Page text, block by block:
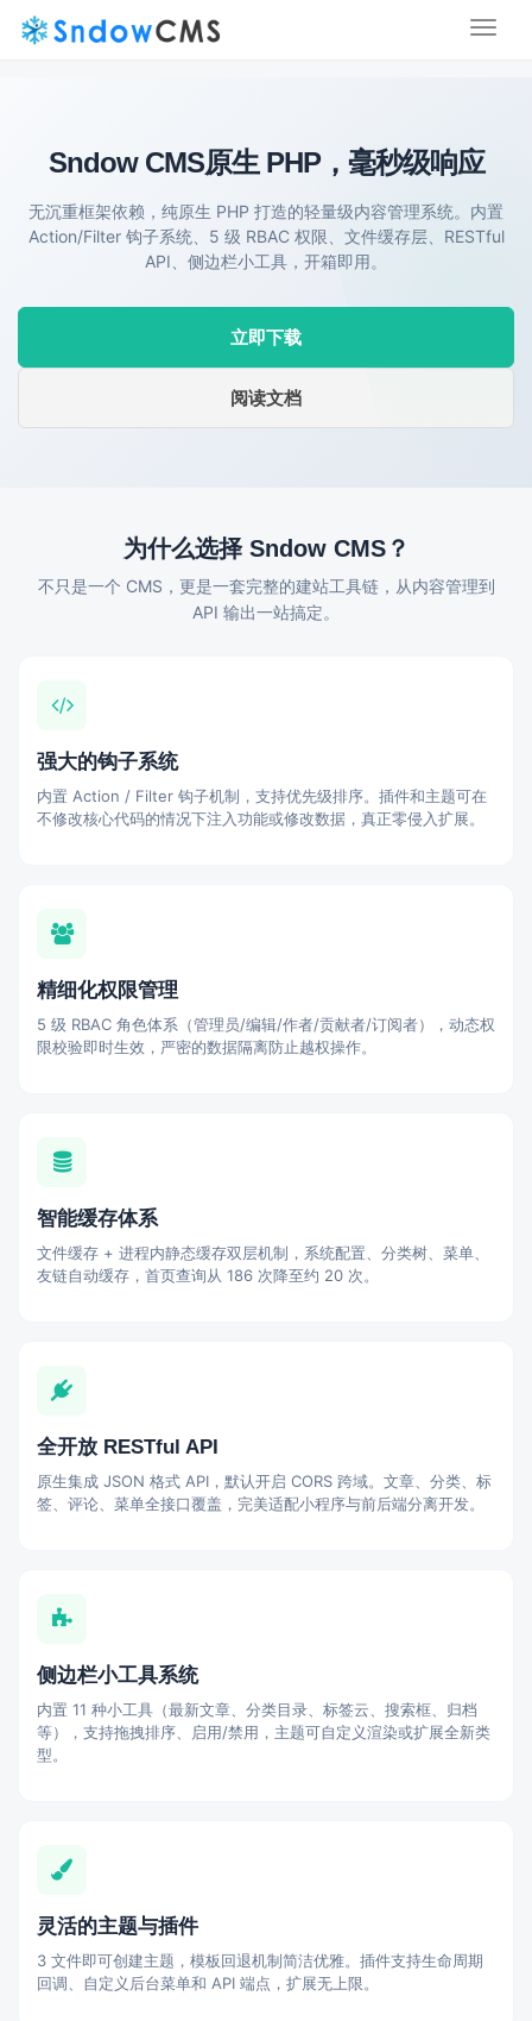
Sndow CMS原生 PHP，毫秒级响应
无沉重框架依赖，纯原生 PHP 打造的轻量级内容管理系统。内置
Action/Filter 钩子系统、5 级 RBAC 权限、文件缓存层、RESTful
API、侧边栏小工具，开箱即用。
立即下载
阅读文档
为什么选择 Sndow CMS？
不只是一个 CMS，更是一套完整的建站工具链，从内容管理到
API 输出一站搞定。
强大的钩子系统
内置 Action / Filter 钩子机制，支持优先级排序。插件和主题可在
不修改核心代码的情况下注入功能或修改数据，真正零侵入扩展。
精细化权限管理
5 级 RBAC 角色体系（管理员/编辑/作者/贡献者/订阅者），动态权
限校验即时生效，严密的数据隔离防止越权操作。
智能缓存体系
文件缓存 + 进程内静态缓存双层机制，系统配置、分类树、菜单、
友链自动缓存，首页查询从 186 次降至约 20 次。
全开放 RESTful API
原生集成 JSON 格式 API，默认开启 CORS 跨域。文章、分类、标
签、评论、菜单全接口覆盖，完美适配小程序与前后端分离开发。
侧边栏小工具系统
内置 11 种小工具（最新文章、分类目录、标签云、搜索框、归档
等），支持拖拽排序、启用/禁用，主题可自定义渲染或扩展全新类
型。
灵活的主题与插件
3 文件即可创建主题，模板回退机制简洁优雅。插件支持生命周期
回调、自定义后台菜单和 API 端点，扩展无上限。